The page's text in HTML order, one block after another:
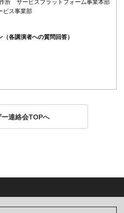
所 サービスプラットフォーム事業本部
ビス事業部
（各講演者への質問回答）
連絡会TOPへ